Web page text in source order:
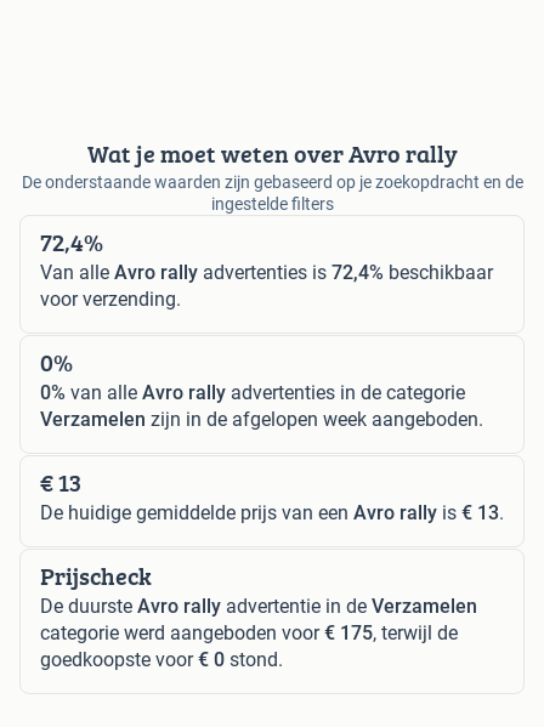
Wat je moet weten over Avro rally
De onderstaande waarden zijn gebaseerd op je zoekopdracht en de
ingestelde filters
72,4%
Van alle Avro rally advertenties is 72,4% beschikbaar
voor verzending.
0%
0% van alle Avro rally advertenties in de categorie
Verzamelen zijn in de afgelopen week aangeboden.
€ 13
De huidige gemiddelde prijs van een Avro rally is € 13.
Prijscheck
De duurste Avro rally advertentie in de Verzamelen
categorie werd aangeboden voor€ 175, terwijl de
goedkoopste voor€ 0 stond.